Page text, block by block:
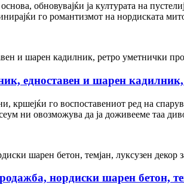
обновувајќи ја културата на
го романтизмот на нордиската
едноставен и шарен
го воспоставениот ред на
ни овозможува да ја доживееме таа
нордиски шарен бетон,